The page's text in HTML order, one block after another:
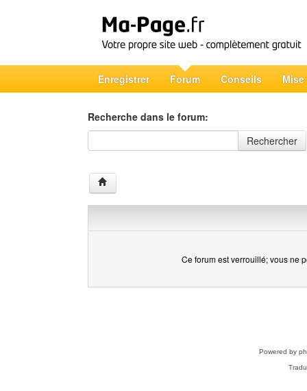
Enregistrer Forum Conseils Mise
Recherche dans le forum:
Recherche dans le forum
Rechercher
Ce forum est verrouillé; vous ne
Powered by